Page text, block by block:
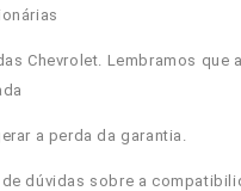
Chevrolet. Lembramos que
a perda da garantia.
de dúvidas sobre a